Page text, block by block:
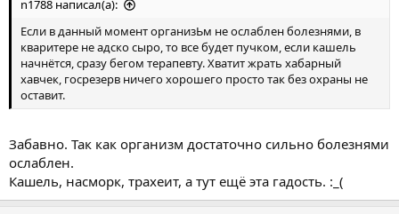
n1788 написал(а):
Если в данный момент организЬм не ослаблен болезнями, в
кваритере не адско сыро, то все будет пучком, если кашель
начнётся, сразу бегом терапевту. Хватит жрать хабарный
хавчек, госрезерв ничего хорошего просто так без охраны не
оставит.
Забавно. Так как организм достаточно сильно болезнями
ослаблен.
Кашель, насморк, трахеит, а тут ещё эта гадость. :_(